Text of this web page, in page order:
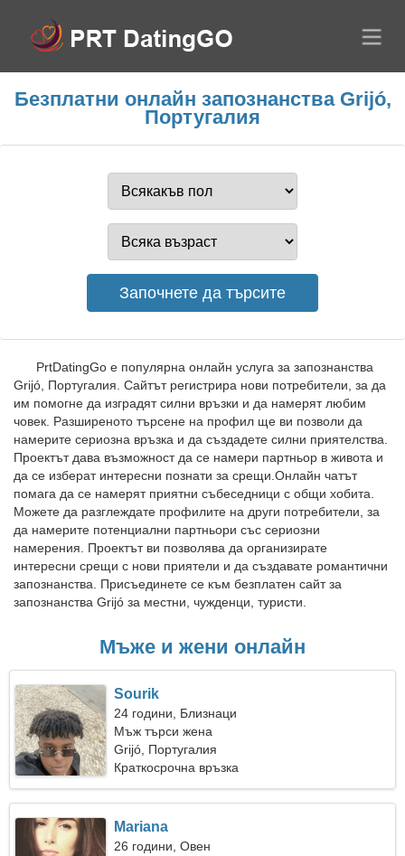
Безплатни онлайн запознанства Grijó,
Португалия
PrtDatingGo е популярна онлайн услуга за запознанства
Grijó, Португалия. Сайтът регистрира нови потребители, за да
им помогне да изградят силни връзки и да намерят любим
човек. Разширеното търсене на профил ще ви позволи да
намерите сериозна връзка и да създадете силни приятелства.
Проектът дава възможност да се намери партньор в живота и
да се изберат интересни познати за срещи.Онлайн чатът
помага да се намерят приятни събеседници с общи хобита.
Можете да разглеждате профилите на други потребители, за
да намерите потенциални партньори със сериозни
намерения. Проектът ви позволява да организирате
интересни срещи с нови приятели и да създавате романтични
запознанства. Присъединете се към безплатен сайт за
запознанства Grijó за местни, чужденци, туристи.
Мъже и жени онлайн
Sourik
24 години, Близнаци
Мъж търси жена
Grijó, Португалия
Краткосрочна връзка
Mariana
26 години, Овен